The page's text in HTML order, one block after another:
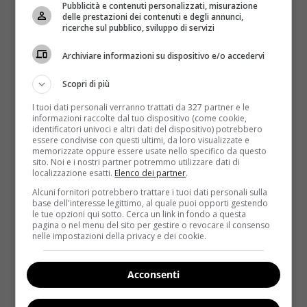
Cercare nell’armonia fisica una forma di
psicologico
migliora sicuramente l’autostimae si crede di più in
se stessi, ci fa sentire più
affrontare in modo diverso le relazioni personali e
professionali.
Pubblicità e contenuti personalizzati, misurazione
delle prestazioni dei contenuti e degli annunci,
ricerche sul pubblico, sviluppo di servizi
Archiviare informazioni su dispositivo e/o accedervi
Scopri di più
I tuoi dati personali verranno trattati da 327 partner e le
informazioni raccolte dal tuo dispositivo (come cookie,
identificatori univoci e altri dati del dispositivo) potrebbero
essere condivise con questi ultimi, da loro visualizzate e
memorizzate oppure essere usate nello specifico da questo
sito. Noi e i nostri partner potremmo utilizzare dati di
localizzazione esatti. Elenco dei partner.
Alcuni fornitori potrebbero trattare i tuoi dati personali sulla
base dell'interesse legittimo, al quale puoi opporti gestendo
le tue opzioni qui sotto. Cerca un link in fondo a questa
pagina o nel menu del sito per gestire o revocare il consenso
nelle impostazioni della privacy e dei cookie.
Acconsenti